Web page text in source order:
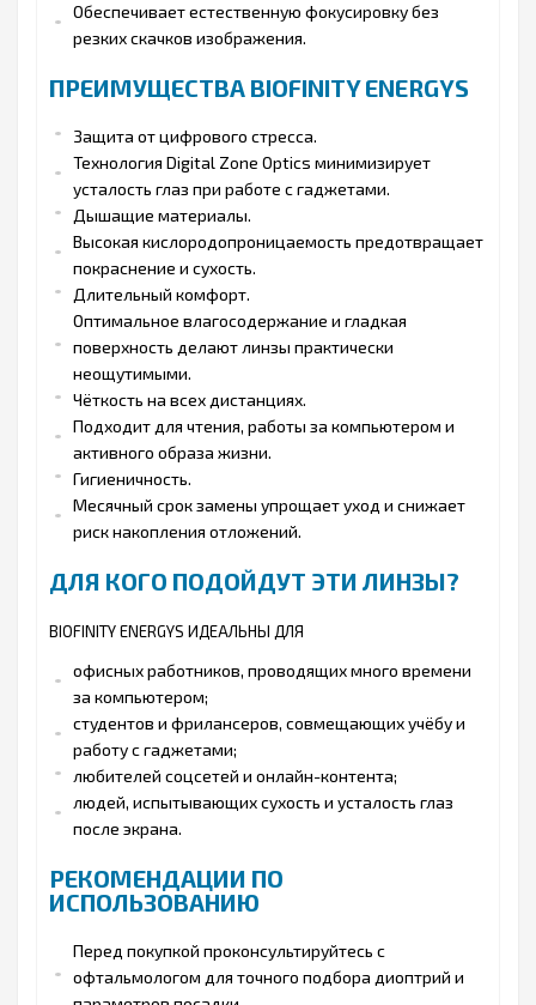
Обеспечивает естественную фокусировку без
резких скачков изображения.
ПРЕИМУЩЕСТВА BIOFINITY ENERGYS
Защита от цифрового стресса.
Технология Digital Zone Optics минимизирует
усталость глаз при работе с гаджетами.
Дышащие материалы.
Высокая кислородопроницаемость предотвращает
покраснение и сухость.
Длительный комфорт.
Оптимальное влагосодержание и гладкая
поверхность делают линзы практически
неощутимыми.
Чёткость на всех дистанциях.
Подходит для чтения, работы за компьютером и
активного образа жизни.
Гигиеничность.
Месячный срок замены упрощает уход и снижает
риск накопления отложений.
ДЛЯ КОГО ПОДОЙДУТ ЭТИ ЛИНЗЫ?
BIOFINITY ENERGYS ИДЕАЛЬНЫ ДЛЯ
офисных работников, проводящих много времени
за компьютером;
студентов и фрилансеров, совмещающих учёбу и
работу с гаджетами;
любителей соцсетей и онлайн-контента;
людей, испытывающих сухость и усталость глаз
после экрана.
РЕКОМЕНДАЦИИ ПО
ИСПОЛЬЗОВАНИЮ
Перед покупкой проконсультируйтесь с
офтальмологом для точного подбора диоптрий и